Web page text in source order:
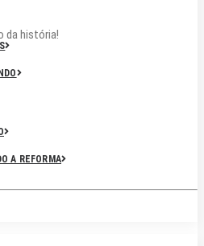
A REFORMA
da história!